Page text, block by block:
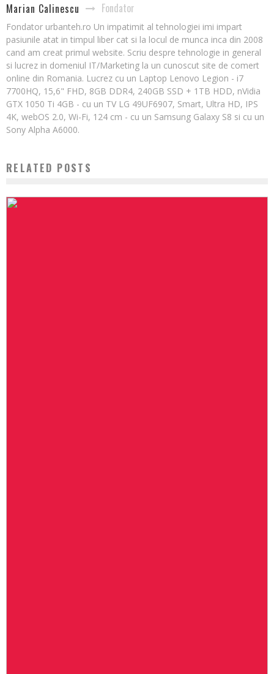
Marian Calinescu Fondator
Fondator urbanteh.ro Un impatimit al tehnologiei imi impart
pasiunile atat in timpul liber cat si la locul de munca inca din 2008
cand am creat primul website. Scriu despre tehnologie in general
si lucrez in domeniul IT/Marketing la un cunoscut site de comert
online din Romania. Lucrez cu un Laptop Lenovo Legion - i7
7700HQ, 15,6" FHD, 8GB DDR4, 240GB SSD + 1TB HDD, nVidia
GTX 1050 Ti 4GB - cu un TV LG 49UF6907, Smart, Ultra HD, IPS
4K, webOS 2.0, Wi-Fi, 124 cm - cu un Samsung Galaxy S8 si cu un
Sony Alpha A6000.
RELATED POSTS